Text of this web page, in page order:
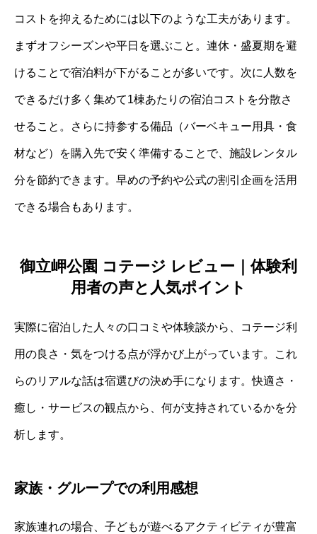
コストを抑えるためには以下のような工夫があります。
まずオフシーズンや平日を選ぶこと。連休・盛夏期を避
けることで宿泊料が下がることが多いです。次に人数を
できるだけ多く集めて1棟あたりの宿泊コストを分散さ
せること。さらに持参する備品（バーベキュー用具・食
材など）を購入先で安く準備することで、施設レンタル
分を節約できます。早めの予約や公式の割引企画を活用
できる場合もあります。
御立岬公園 コテージ レビュー｜体験利
用者の声と人気ポイント
実際に宿泊した人々の口コミや体験談から、コテージ利
用の良さ・気をつける点が浮かび上がっています。これ
らのリアルな話は宿選びの決め手になります。快適さ・
癒し・サービスの観点から、何が支持されているかを分
析します。
家族・グループでの利用感想
家族連れの場合、子どもが遊べるアクティビティが豊富